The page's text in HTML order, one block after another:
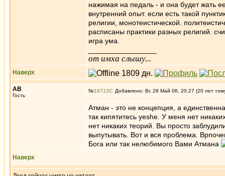
нажимая на педаль - и она будет жать
внутренний опыт. если есть такой
религии, монотеистической.
расписаны практики разных религий.
игра ума.
от имха слышу...
Наверх
АВ
Гость
№16713 Добавлено: Вс 28 Май 06, 20:27 (20 лет
Атман - это не концепция, а
так кипятитесь yeshe. У меня нет
нет никаких теорий. Вы просто
выпутывать. Вот и вся проблема.
Бога или так нелюбимого Вами Атмана
Наверх